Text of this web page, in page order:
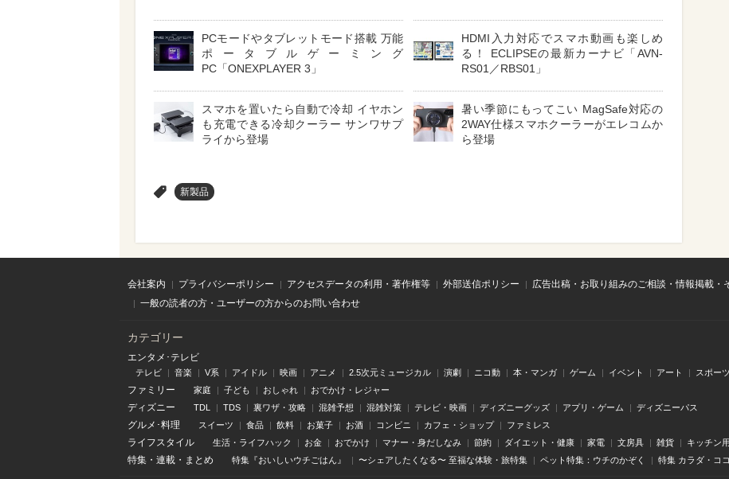
PCモードやタブレットモード搭載 万能
ポータブルゲーミング
PC「ONEXPLAYER 3」
HDMI入力対応でスマホ動画も楽しめ
る！ ECLIPSEの最新カーナビ「AVN-
RS01／RBS01」
スマホを置いたら自動で冷却 イヤホン
も充電できる冷却クーラー サンワサプ
ライから登場
暑い季節にもってこい MagSafe対応の
2WAY仕様スマホクーラーがエレコムか
ら登場
新製品
会社案内 プライバシーポリシー アクセスデータの利用・著作権等 外部送信ポリシー
広告出稿・お取り組みのご相談・情報掲載・
一般の読者の方・ユーザーの方からのお問い合わせ
カテゴリー
エンタメ･テレビ
テレビ 音楽 V系 アイドル 映画 アニメ 2.5次元ミュージカル 演劇 ニコ動 本・マンガ ゲーム イベント アート スポーツ
ファミリー 家庭 子ども おしゃれ おでかけ・レジャー
ディズニー TDL TDS 裏ワザ・攻略 混雑予想 混雑対策 テレビ・映画 ディズニーグッズ アプリ・ゲーム ディズニーパス
グルメ･料理 スイーツ 食品 飲料 お菓子 お酒 コンビニ カフェ・ショップ ファミレス
ライフスタイル 生活・ライフハック お金 おでかけ マナー・身だしなみ 節約 ダイエット・健康 家電 文房具 雑貨 キッチン
特集 ・ 連載 ・ まとめ 特集『おいしいウチごはん』 〜シェアしたくなる〜 至福な体験・旅特集 ペット特集：ウチのかぞく 特集 カラダ・コ